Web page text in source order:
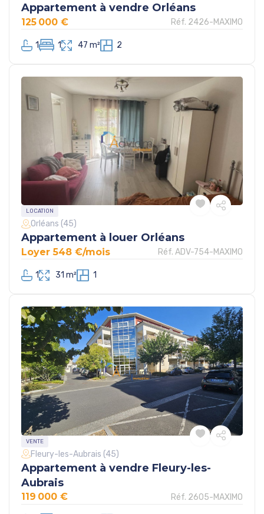
Réf. 2426-MAXIMO
Appartement à vendre Orléans
1 1 47 m² 2
125 000 €
LOCATION
Réf. ADV-754-MAXIMO
Orléans (45)
Appartement à louer Orléans
1 31 m² 1
Loyer 548 €/mois
VENTE
Réf. 2605-MAXIMO
Fleury-les-Aubrais (45)
Appartement à vendre Fleury-les-
Aubrais
119 000 €